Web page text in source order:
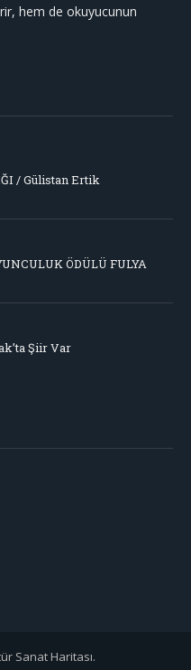
hem de okuyucunun
/ Gülistan Ertik
ÖDÜLÜ FULYA
Şiir Var
Sanat Haritası.